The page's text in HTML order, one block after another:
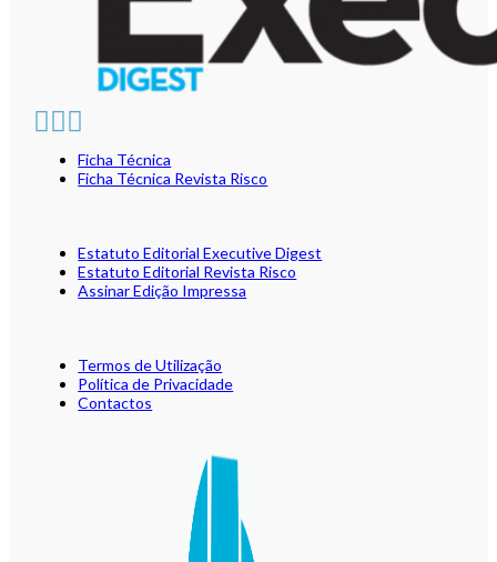
Ficha Técnica
Ficha Técnica Revista Risco
Estatuto Editorial Executive Digest
Estatuto Editorial Revista Risco
Assinar Edição Impressa
Termos de Utilização
Política de Privacidade
Contactos